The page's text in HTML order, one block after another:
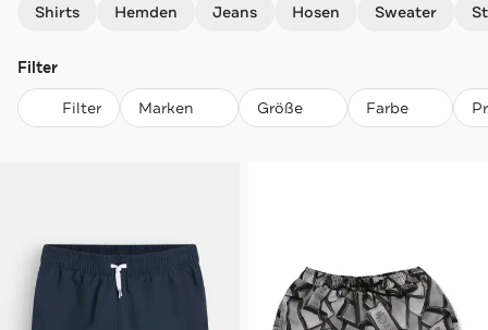
Shirts Hemden Jeans Hosen Sweater
Filter
Filter Marken Größe Farbe